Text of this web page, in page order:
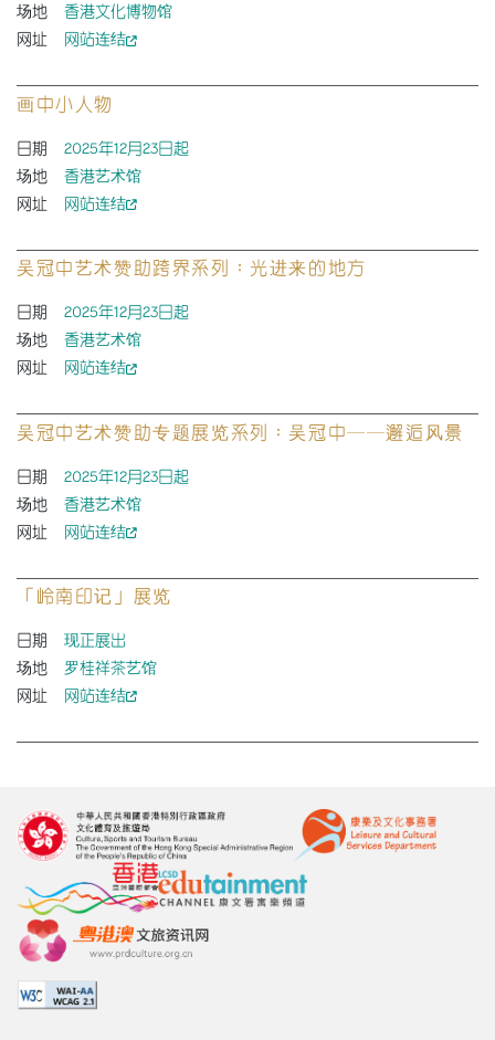
画中小人物
日期
2025年12月23日起
场地
香港艺术馆
网址
网站连结
吴冠中艺术赞助跨界系列：光进来的地方
日期
2025年12月23日起
场地
香港艺术馆
网址
网站连结
吴冠中艺术赞助专题展览系列：吴冠中──邂逅风景
日期
2025年12月23日起
场地
香港艺术馆
网址
网站连结
场地
香港文化博物馆
网址
网站连结
「岭南印记」展览
日期
现正展出
场地
罗桂祥茶艺馆
网址
网站连结